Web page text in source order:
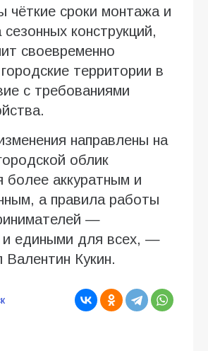
чёткие сроки монтажа и
конструкций,
своевременно
территории в
с требованиями
направлены на
облик
более аккуратным и
а правила работы
—
и едиными для всех, —
Валентин Кукин.